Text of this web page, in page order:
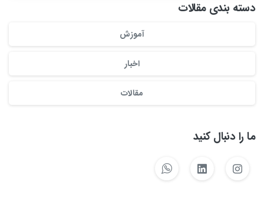
دسته بندی مقالات
آموزش
اخبار
مقالات
ما را دنبال کنید